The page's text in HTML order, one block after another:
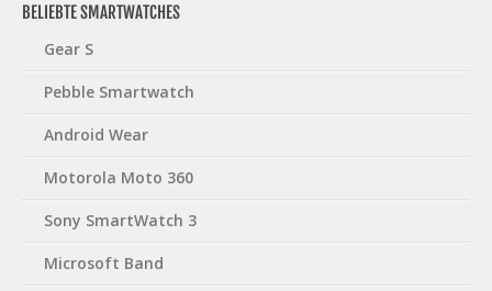
BELIEBTE SMARTWATCHES
Gear S
Pebble Smartwatch
Android Wear
Motorola Moto 360
Sony SmartWatch 3
Microsoft Band